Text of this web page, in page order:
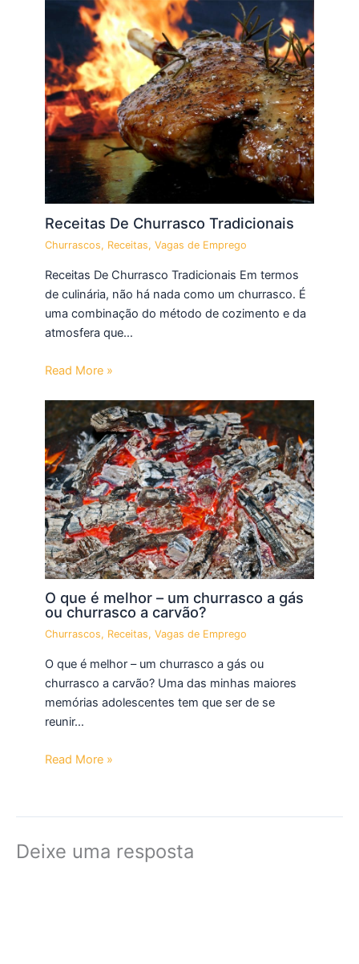
Receitas De Churrasco Tradicionais
Churrascos, Receitas,Vagas de Emprego
Receitas De Churrasco Tradicionais Em termos
de culinária, não há nada como um churrasco. É
uma combinação do método de cozimento e da
atmosfera que…
Read More »
O que é melhor – um churrasco a gás
ou churrasco a carvão?
Churrascos, Receitas,Vagas de Emprego
O que é melhor – um churrasco a gás ou
churrasco a carvão? Uma das minhas maiores
memórias adolescentes tem que ser de se
reunir…
Read More »
Deixe uma resposta